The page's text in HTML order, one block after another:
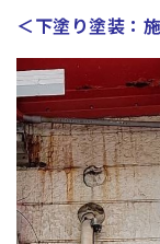
＜下塗り塗装：